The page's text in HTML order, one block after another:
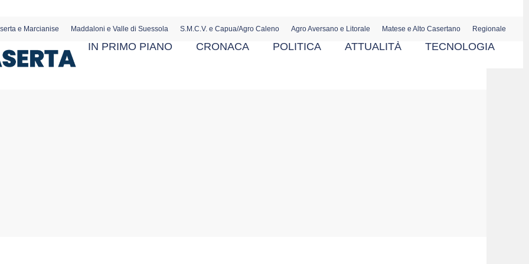
e Marcianise Maddaloni e Valle di Suessola S.M.C.V. e Capua/Agro Caleno Agro Aversano e Litorale Matese e Alto Casertano Regionale
IN PRIMO PIANO CRONACA POLITICA ATTUALITÀ TECNOLOGIA